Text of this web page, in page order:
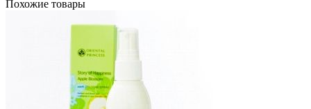
Похожие товары